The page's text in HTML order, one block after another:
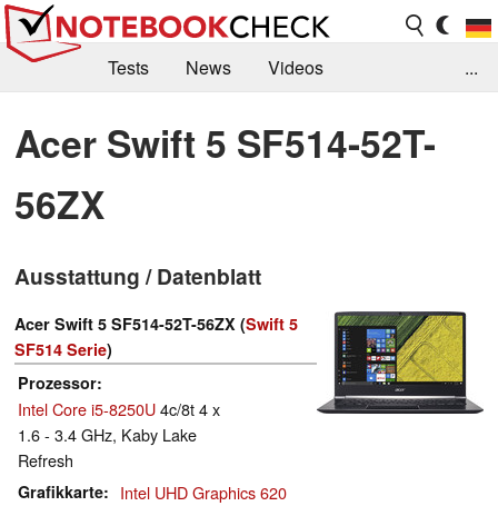
Tests News
Videos
Kaufberatung
Deals Suche
Jobs
Forum
...
Acer Swift 5 SF514-52T-
56ZX
Ausstattung / Datenblatt
Acer Swift 5 SF514-52T-56ZX (Swift 5
SF514 Serie)
Prozessor
Intel Core i5-8250U4c/8t 4 x
1.6 - 3.4 GHz, Kaby Lake
Refresh
Grafikkarte Intel UHD Graphics 620